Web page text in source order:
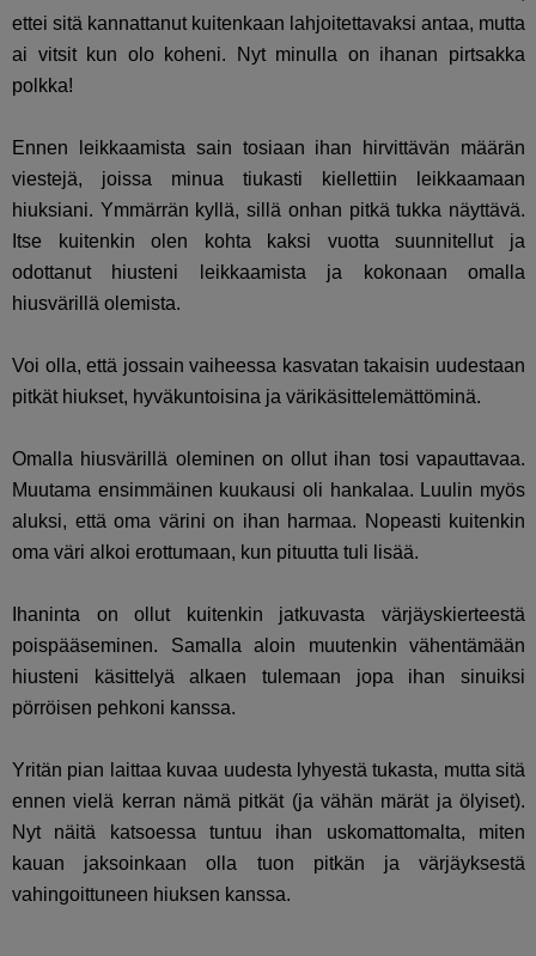
ettei sitä kannattanut kuitenkaan lahjoitettavaksi antaa, mutta
ai vitsit kun olo koheni. Nyt minulla on ihanan pirtsakka
polkka!
Ennen leikkaamista sain tosiaan ihan hirvittävän määrän
viestejä, joissa minua tiukasti kiellettiin leikkaamaan
hiuksiani. Ymmärrän kyllä, sillä onhan pitkä tukka näyttävä.
Itse kuitenkin olen kohta kaksi vuotta suunnitellut ja
odottanut hiusteni leikkaamista ja kokonaan omalla
hiusvärillä olemista.
Voi olla, että jossain vaiheessa kasvatan takaisin uudestaan
pitkät hiukset, hyväkuntoisina ja värikäsittelemättöminä.
Omalla hiusvärillä oleminen on ollut ihan tosi vapauttavaa.
Muutama ensimmäinen kuukausi oli hankalaa. Luulin myös
aluksi, että oma värini on ihan harmaa. Nopeasti kuitenkin
oma väri alkoi erottumaan, kun pituutta tuli lisää.
Ihaninta on ollut kuitenkin jatkuvasta värjäyskierteestä
poispääseminen. Samalla aloin muutenkin vähentämään
hiusteni käsittelyä alkaen tulemaan jopa ihan sinuiksi
pörröisen pehkoni kanssa.
Yritän pian laittaa kuvaa uudesta lyhyestä tukasta, mutta sitä
ennen vielä kerran nämä pitkät (ja vähän märät ja ölyiset).
Nyt näitä katsoessa tuntuu ihan uskomattomalta, miten
kauan jaksoinkaan olla tuon pitkän ja värjäyksestä
vahingoittuneen hiuksen kanssa.